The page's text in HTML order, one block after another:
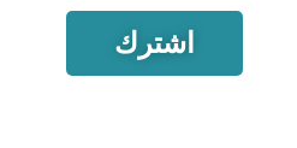
اشترك